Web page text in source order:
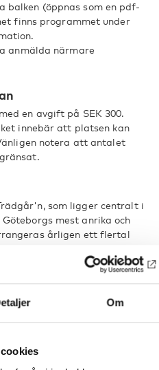
Om
balken (öppnas som en pdf-
finns programmet under
anmälda närmare
en avgift på SEK 300.
innebär att platsen kan
notera att antalet
som ligger centralt i
mest anrika och
årligen ett flertal
Sverige (på
tätort och det finns flera